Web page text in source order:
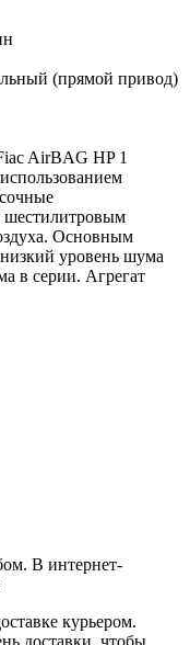
(прямой привод)
AirBAG HP 1
шестилитровым
Основным
уровень шума
в серии. Агрегат
В интернет-
курьером.
доставки, чтобы